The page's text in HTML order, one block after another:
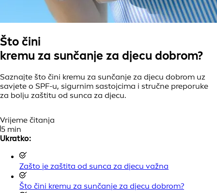
Što čini
kremu za sunčanje za djecu dobrom?
Saznajte što čini kremu za sunčanje za djecu dobrom uz
savjete o SPF-u, sigurnim sastojcima i stručne preporuke
za bolju zaštitu od sunca za djecu.
Vrijeme čitanja
5 min
Ukratko:
Zašto je zaštita od sunca za djecu važna
Što čini kremu za sunčanje za djecu dobrom?